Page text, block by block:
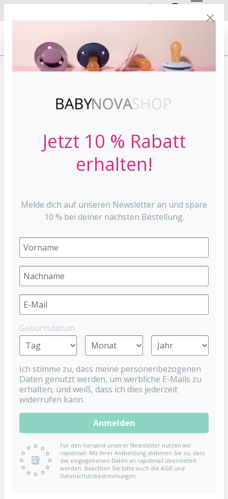
EN
Ich bin bereits Kunde
Ihre E-Mail-Adresse
Ihr Passwort
Anmelden
Ich bin Neukunde!
Anrede
Vorname*
Nachname*
Neue E-Mail-Adresse*
Das Passwort muss mindestens 8 Zeichen lang sein.
Jetzt 10 % Rabatt
erhalten!
Melde dich auf unseren Newsletter an und spare
10 % bei deiner nächsten Bestellung.
Geburtsdatum
Ich stimme zu, dass meine personenbezogenen
Daten genutzt werden, um werbliche E-Mails zu
erhalten, und weiß, dass ich dies jederzeit
widerrufen kann.
Anmelden
Für den Versand unserer Newsletter nutzen wir
rapidmail. Mit Ihrer Anmeldung stimmen Sie zu, dass
die eingegebenen Daten an rapidmail übermittelt
werden. Beachten Sie bitte auch die AGB und
Datenschutzbestimmungen.